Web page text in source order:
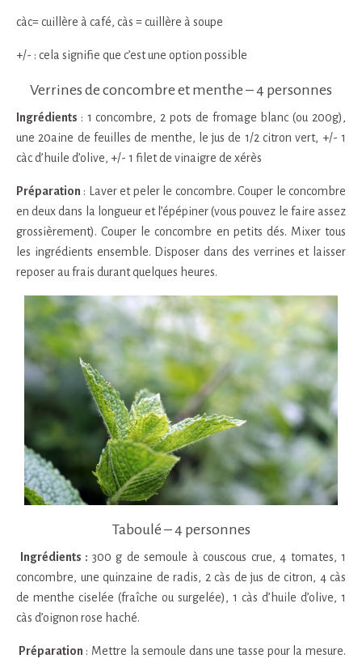
càc= cuillère à café, càs = cuillère à soupe
+/- : cela signifie que c’est une option possible
Verrines de concombre et menthe – 4 personnes
Ingrédients : 1 concombre, 2 pots de fromage blanc (ou 200g),
une 20aine de feuilles de menthe, le jus de 1/2 citron vert, +/- 1
càc d’huile d’olive, +/- 1 filet de vinaigre de xérès
Préparation : Laver et peler le concombre. Couper le concombre
en deux dans la longueur et l’épépiner (vous pouvez le faire assez
grossièrement). Couper le concombre en petits dés. Mixer tous
les ingrédients ensemble. Disposer dans des verrines et laisser
reposer au frais durant quelques heures.
Taboulé – 4 personnes
Ingrédients : 300 g de semoule à couscous crue, 4 tomates, 1
concombre, une quinzaine de radis, 2 càs de jus de citron, 4 càs
de menthe ciselée (fraîche ou surgelée), 1 càs d’huile d’olive, 1
càs d’oignon rose haché.
Préparation : Mettre la semoule dans une tasse pour la mesure.